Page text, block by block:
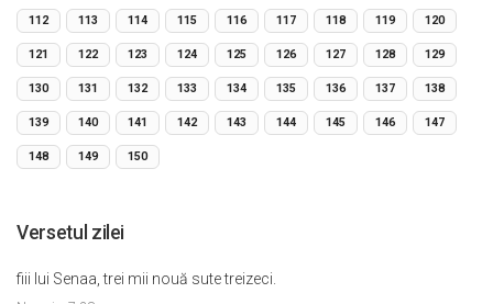
112 113 114 115 116 117 118 119 120
121 122 123 124 125 126 127 128 129
130 131 132 133 134 135 136 137 138
139 140 141 142 143 144 145 146 147
148 149 150
Versetul zilei
fiii lui Senaa, trei mii nouă sute treizeci.